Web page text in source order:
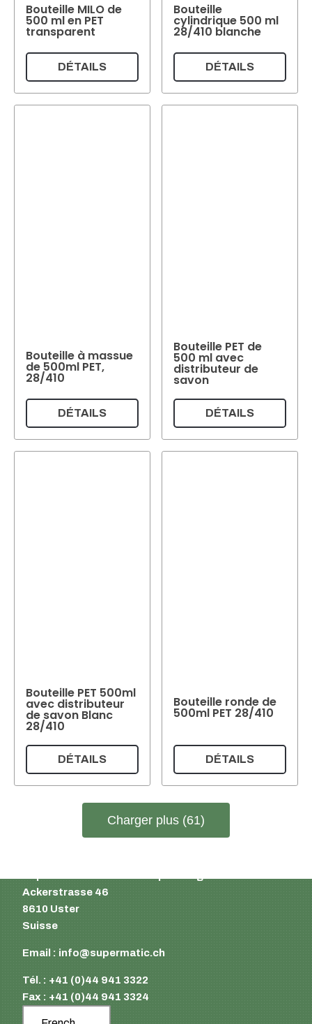
Bouteille MILO de
500 ml en PET
transparent
DÉTAILS
Bouteille
cylindrique 500 ml
28/410 blanche
DÉTAILS
Bouteille à massue
de 500ml PET,
28/410
DÉTAILS
Bouteille PET de
500 ml avec
distributeur de
savon
DÉTAILS
Bouteille PET 500ml
avec distributeur
de savon Blanc
28/410
DÉTAILS
Bouteille ronde de
500ml PET 28/410
DÉTAILS
Charger plus (61)
Ackerstrasse 46
8610 Uster
Suisse
Email : info@supermatic.ch
Tél. : +41 (0)44 941 3322
Fax : +41 (0)44 941 3324